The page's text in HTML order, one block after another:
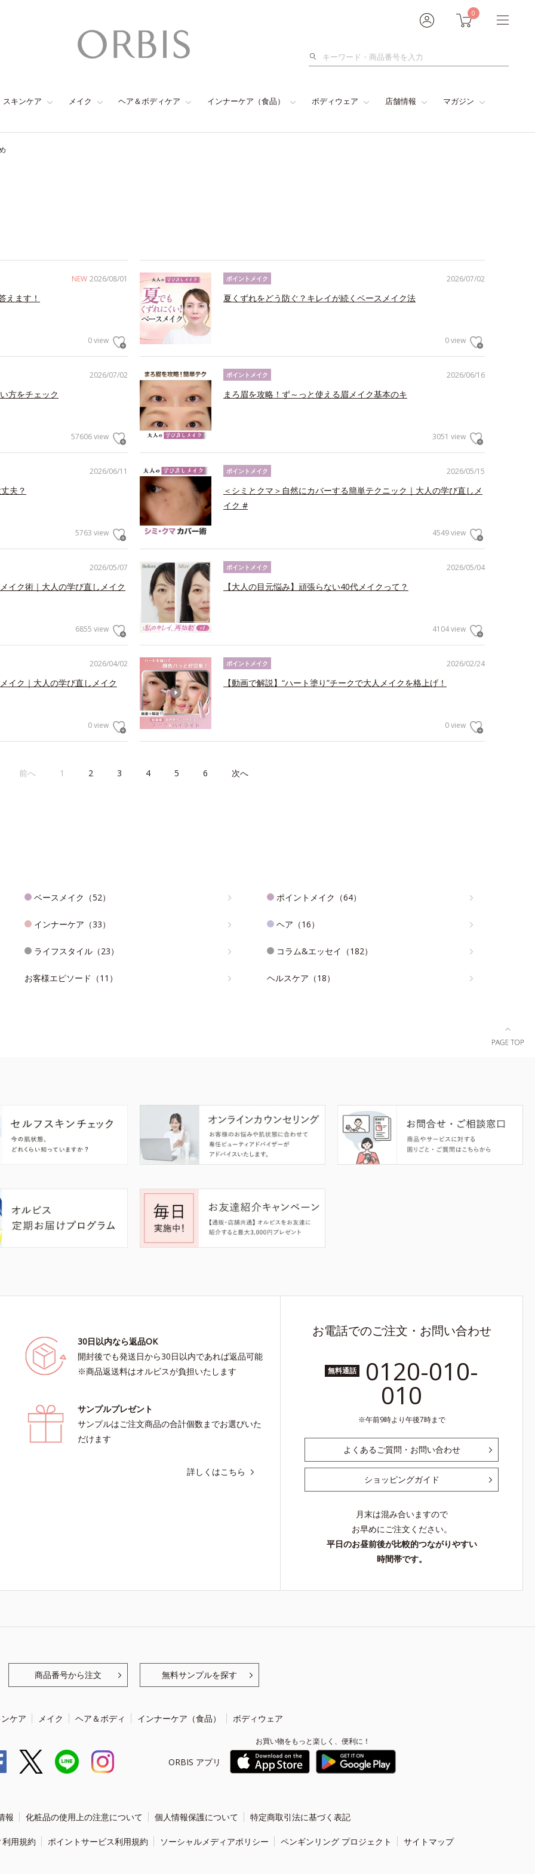
0
検
スキンケア メイク ヘア＆ボディケア インナーケア（食品） ボディウェア 店舗情報 マガジン
NEW 2026/08/01
えます！
0 view
2026/07/02
ポイントメイク
夏くずれをどう防ぐ？キレイが続くベースメイク法
0 view
2026/07/02
方をチェック
57606 view
2026/06/16
ポイントメイク
まろ眉を攻略！ず～っと使える眉メイク基本のキ
3051 view
2026/06/11
夫？
5763 view
2026/05/15
ポイントメイク
＜シミとクマ＞自然にカバーする簡単テクニック｜大人の学び直しメ
イク #
4549 view
2026/05/07
イク術｜大人の学び直しメイク
6855 view
2026/05/04
ポイントメイク
【大人の目元悩み】頑張らない40代メイクって？
4104 view
2026/04/02
イク｜大人の学び直しメイク
0 view
2026/02/24
ポイントメイク
【動画で解説】“ハート塗り”チークで大人メイクを格上げ！
0 view
前へ 1 2 3 4 5 6 次へ
ベースメイク（52） ポイントメイク（64）
インナーケア（33） ヘア（16）
ライフスタイル（23） コラム&エッセイ（182）
お客様エピソード（11） ヘルスケア（18）
30日以内なら返品OK
開封後でも発送日から30日以内であれば返品可能
※商品返送料はオルビスが負担いたします
サンプルプレゼント
サンプルはご注文商品の合計個数までお選びいた
だけます
詳しくはこちら
お電話でのご注文・お問い合わせ
無料通話 0120-010-
010
午前9時より午後7時まで
よくあるご質問・お問い合わせ
ショッピングガイド
月末は混み合いますので
お早めにご注文ください。
平日のお昼前後が比較的つながりやすい
時間帯です。
商品番号から注文 無料サンプルを探す
ケア メイク ヘア＆ボディ インナーケア（食品） ボディウェア
ORBIS アプリ
お買い物をもっと楽しく、便利に！
報 化粧品の使用上の注意について 個人情報保護について 特定商取引法に基づく表記
用規約 ポイントサービス利用規約 ソーシャルメディアポリシー ペンギンリング プロジェクト サイトマップ